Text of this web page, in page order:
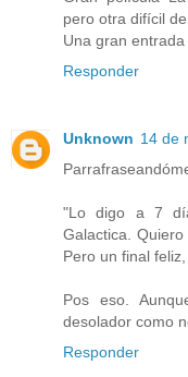
pero otra difícil
Una gran entrada
Responder
Unknown 14 de
"Lo digo a 7
Galactica.
Pero un final
Pos eso.
desolador como
Responder